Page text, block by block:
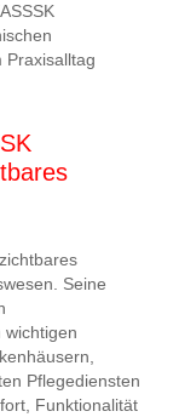
Praxisalltag
Seine
wichtigen
Pflegediensten
Funktionalität